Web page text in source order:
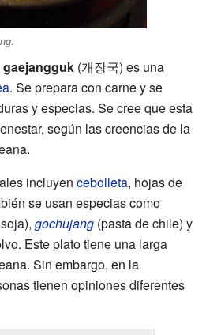
.
gaejangguk (개장국) es una
. Se prepara con carne y se
y especias. Se cree que esta
según las creencias de la
incluyen cebolleta, hojas de
se usan especias como
gochujang (pasta de chile) y
Este plato tiene una larga
Sin embargo, en la
tienen opiniones diferentes